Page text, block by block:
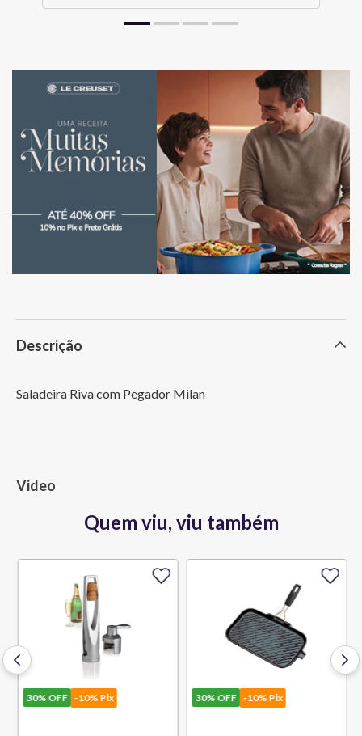
Descrição
Saladeira Riva com Pegador Milan
Video
Quem viu, viu também
30%OFF -10% Pix 30%OFF -10% Pix